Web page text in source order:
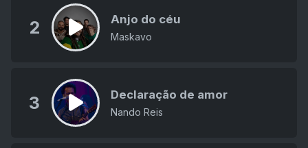
2 Anjo do céu
Maskavo
3 Declaração de amor
Nando Reis